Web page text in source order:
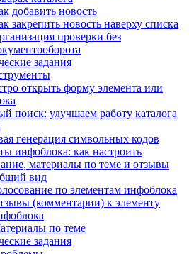
добавить новость
закрепить новость наверху списка
проверки без
задания
открыть форму элемента или
поиск: улучшаем работу каталога
генерация символьных кодов
инфоблока: как настроить
материалы по теме и отзывы
вид
по элементам инфоблока
(комментарии) к элементу
по теме
задания